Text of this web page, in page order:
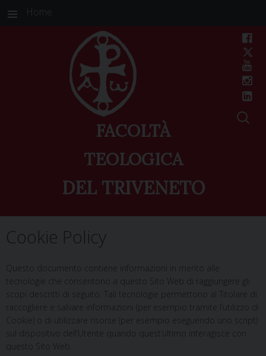
Home
FACOLTÀ
TEOLOGICA
DEL TRIVENETO
toCookie Policy
Questo documento contiene informazioni in merito alle
tecnologie che consentono a questo Sito Web di raggiungere gli
scopi descritti di seguito. Tali tecnologie permettono al Titolare di
raccogliere e salvare informazioni (per esempio tramite l’utilizzo di
Cookie) o di utilizzare risorse (per esempio eseguendo uno script)
sul dispositivo dell’Utente quando quest’ultimo interagisce con
questo Sito Web.